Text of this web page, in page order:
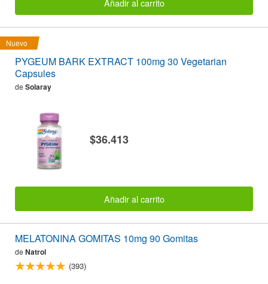
Nuevo
PYGEUM BARK EXTRACT 100mg 30 Vegetarian
Capsules
de Solaray
$36.413
Añadir al carrito
MELATONINA GOMITAS 10mg 90 Gomitas
de Natrol
(393)